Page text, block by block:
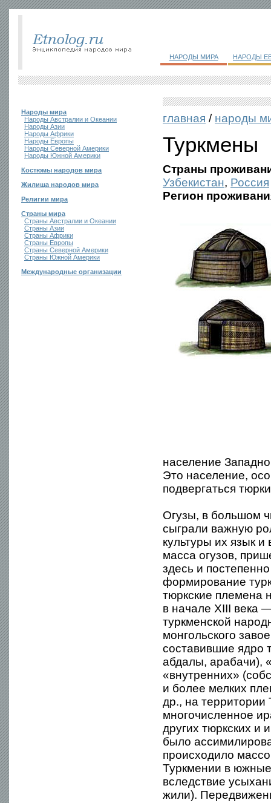
НАРОДЫ МИРА НАРОДЫ
Народы мира
Народы Австралии и Океании
Народы Азии
Народы Африки
Народы Европы
Народы Северной Америки
Народы Южной Америки
Костюмы народов мира
Жилища народов мира
Религии мира
Страны мира
Страны Австралии и Океании
Страны Азии
Страны Африки
Страны Европы
Страны Северной Америки
Страны Южной Америки
Международные организации
главная / народы
Туркмены
Страны
Узбекистан, Россия
Регион
население
Это население,
подвергаться
Огузы, в большом
сыграли важную
культуры их язык
масса огузов,
здесь и
формирование
тюркские племена
в начале XIII века
туркменской
монгольского
составившие ядро
абдалы, арабачи),
«внутренних»
и более мелких
др., на территории
многочисленное
других тюркских и
было
происходило
Туркмении в
вследствие
жили).